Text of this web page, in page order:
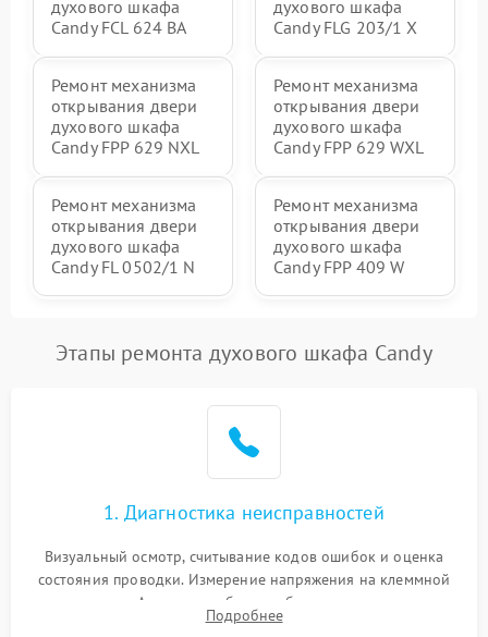
духового шкафа
Candy FCL 624 BA
духового шкафа
Candy FLG 203/1 X
Ремонт механизма
открывания двери
духового шкафа
Candy FPP 629 NXL
Ремонт механизма
открывания двери
духового шкафа
Candy FPP 629 WXL
Ремонт механизма
открывания двери
духового шкафа
Candy FL 0502/1 N
Ремонт механизма
открывания двери
духового шкафа
Candy FPP 409 W
Этапы ремонта духового шкафа Candy
1. Диагностика неисправностей
Визуальный осмотр, считывание кодов ошибок и оценка
состояния проводки. Измерение напряжения на клеммной
колодке. Анализ жалоб на проблемы с нагревом,
конвекцией, панелью управления или блокировкой дверцы.
Подробнее